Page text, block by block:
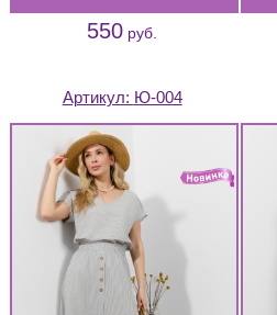
550 руб.
Артикул: Ю-004